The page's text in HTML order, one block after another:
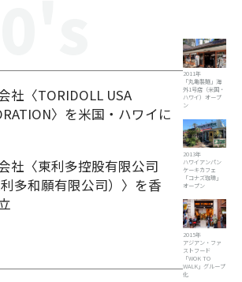
社〈TORIDOLL USA
〉を米国・ハワイに
社〈東利多控股有限公司
利多和願有限公司）〉を香
2011年
「丸亀製麺」海
外1号店（米国・
ハワイ）オープ
ン
2013年
ハワイアンパン
ケーキカフェ
「コナズ珈琲」
オープン
2015年
アジアン・ファ
ストフード
「WOK TO
WALK」グループ
化